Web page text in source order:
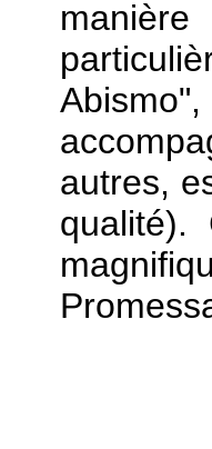
autres,
qualité).